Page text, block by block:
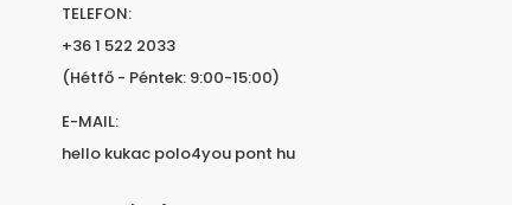
TELEFON:
+36 1 522 2033
(Hétfő - Péntek: 9:00-15:00)
E-MAIL:
hello kukac polo4you pont hu